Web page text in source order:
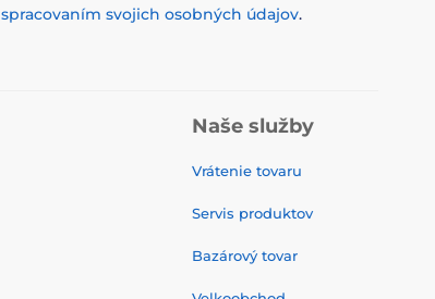
spracovaním svojich osobných údajov.
Naše služby
Vrátenie tovaru
Servis produktov
Bazárový tovar